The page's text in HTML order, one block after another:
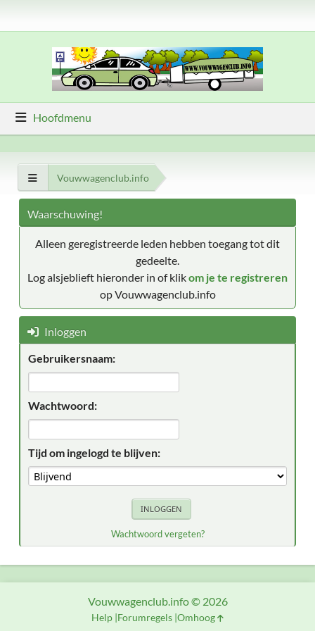
Hoofdmenu
Vouwwagenclub.info
Waarschuwing!
Alleen geregistreerde leden hebben toegang tot dit
gedeelte.
Log alsjeblieft hieronder in of klikom je te registreren
op Vouwwagenclub.info
Inloggen
Gebruikersnaam:
Wachtwoord:
Tijd om ingelogd te blijven:
Wachtwoord vergeten?
Vouwwagenclub.info © 2026
Help Forumregels Omhoog